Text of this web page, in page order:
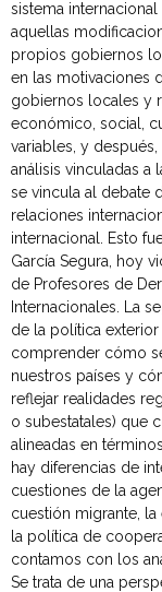
sistema
aquellas
propios gobiernos
en las motivaciones
gobiernos locales y
económico, social,
variables, y
análisis vinculadas a
se vincula al debate
relaciones
internacional. Esto
García Segura, hoy
de Profesores de
Internacionales. La
de la política
comprender cómo
nuestros países y
reflejar realidades
o subestatales) que
alineadas en
hay diferencias de
cuestiones de la
cuestión migrante,
la política de
contamos con los
Se trata de una